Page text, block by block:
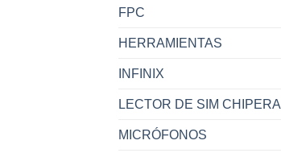
FPC
HERRAMIENTAS
INFINIX
LECTOR DE SIM CHIPERA
MICRÓFONOS